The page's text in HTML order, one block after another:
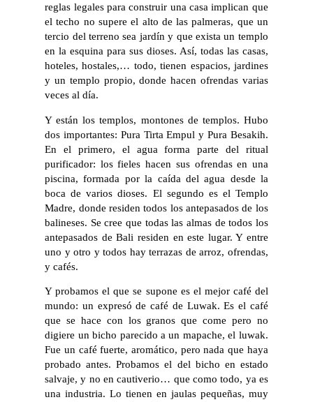
reglas legales para construir una casa implican que
el techo no supere el alto de las palmeras, que un
tercio del terreno sea jardín y que exista un templo
en la esquina para sus dioses. Así, todas las casas,
hoteles, hostales,… todo, tienen espacios, jardines
y un templo propio, donde hacen ofrendas varias
veces al día.
Y están los templos, montones de templos. Hubo
dos importantes: Pura Tirta Empul y Pura Besakih.
En el primero, el agua forma parte del ritual
purificador: los fieles hacen sus ofrendas en una
piscina, formada por la caída del agua desde la
boca de varios dioses. El segundo es el Templo
Madre, donde residen todos los antepasados de los
balineses. Se cree que todas las almas de todos los
antepasados de Bali residen en este lugar. Y entre
uno y otro y todos hay terrazas de arroz, ofrendas,
y cafés.
Y probamos el que se supone es el mejor café del
mundo: un expresó de café de Luwak. Es el café
que se hace con los granos que come pero no
digiere un bicho parecido a un mapache, el luwak.
Fue un café fuerte, aromático, pero nada que haya
probado antes. Probamos el del bicho en estado
salvaje, y no en cautiverio… que como todo, ya es
una industria. Lo tienen en jaulas pequeñas, muy